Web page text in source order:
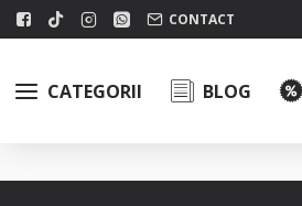
CONTACT
CATEGORII BLOG